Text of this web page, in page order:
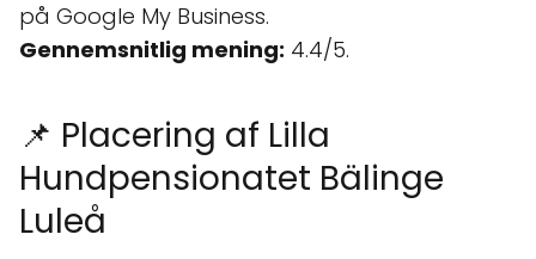
på Google My Business.
Gennemsnitlig mening: 4.4/5.
📌 Placering af Lilla
Hundpensionatet Bälinge
Luleå